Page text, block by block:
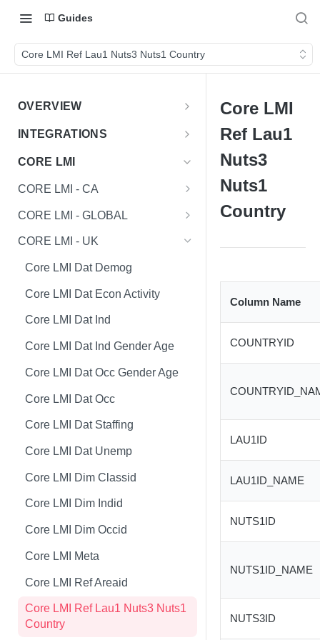
Guides
Core LMI Ref Lau1 Nuts3 Nuts1 Country
OVERVIEW
Important Note
INTEGRATIONS
Shares
CORE LMI
CORE LMI - CA
Core LMI Dat Demog
Core LMI Dat Ed
Core LMI Dat Ind
Core LMI Dat Occ
Core LMI Dat Unemp Ind
Core LMI Dat Wf Demog
Core LMI Ref Csd Cd Prov
Core LMI Ref Csd Cma
CORE LMI - GLOBAL
Core LMI Detailed Dat Ind
Core LMI Detailed Dat Occ
Core LMI Detailed Dim Ind
Core LMI Detailed Dim Occ
Core LMI Detailed Meta
Core LMI Detailed Ref Areaid
CORE LMI - UK
Core LMI Dat Demog
Core LMI Dat Econ Activity
Core LMI Dat Ind
Core LMI Dat Ind Gender Age
Core LMI Dat Occ Gender Age
Core LMI Dat Occ
Core LMI Dat Staffing
Core LMI Dat Unemp
Core LMI Dim Classid
Core LMI Dim Indid
Core LMI Dim Occid
Core LMI Meta
Core LMI Ref Areaid
Core LMI Ref Lau1 Nuts3 Nuts1
Country
Core LMI
Ref Lau1
Nuts3
Nuts1
Country
Column Name
COUNTRYID
LAU1ID
LAU1ID_NAME
NUTS1ID
NUTS1ID_NAME
NUTS3ID